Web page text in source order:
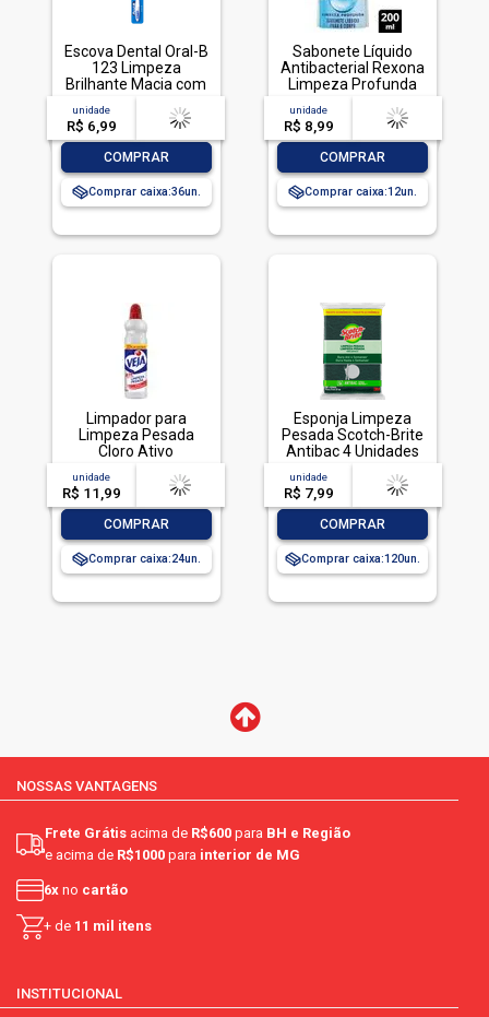
Escova Dental Oral-B
123 Limpeza
Brilhante Macia com
1 unidade
unidade
R$ 6,99
acima de
-- --,--un.
COMPRAR
Comprar caixa:36
Sabonete Líquido
Antibacterial Rexona
Limpeza Profunda
Sachê 200ml Refil
Econômico
unidade
R$ 8,99
acima de
-- --,--un.
COMPRAR
Comprar caixa:12
Limpador para
Limpeza Pesada
Cloro Ativo
Embalagem
Econômica, Veja,
500ml
unidade
R$ 11,99
acima de
-- --,--un.
COMPRAR
Comprar caixa:24
Esponja Limpeza
Pesada Scotch-Brite
Antibac 4 Unidades
Pacote Econômico
unidade
R$ 7,99
acima de
-- --,--un.
COMPRAR
Comprar caixa:120
NOSSAS VANTAGENS
Frete Grátis acima de R$600 para BH e Região
e acima de R$1000 para interior de MG
6x no cartão
+ de 11 mil itens
INSTITUCIONAL